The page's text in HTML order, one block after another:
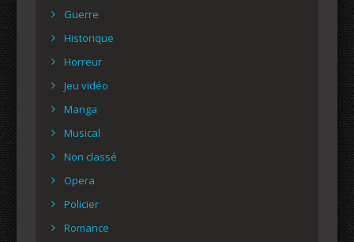
Guerre
Historique
Horreur
Jeu vidéo
Manga
Musical
Non classé
Opera
Policier
Romance